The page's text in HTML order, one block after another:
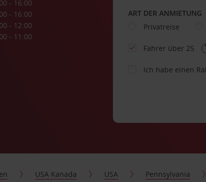
- 16:00
- 16:00
- 12:00
- 11:00
ART DER ANMIETUNG
Privatreise
Fahrer über 25
Ich habe einen
USA Kanada USA Pennsylvania